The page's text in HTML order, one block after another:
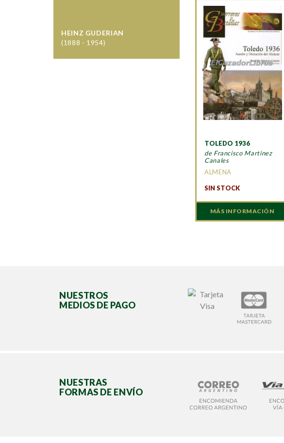
TOLEDO 1936
de Francisco Martinez
Canales
ALMENA
SIN STOCK
MÁS INFORMACIÓN
HEINZ GUDERIAN
(1888 - 1954)
NUESTROS
MEDIOS DE PAGO
NUESTRAS
FORMAS DE ENVÍO